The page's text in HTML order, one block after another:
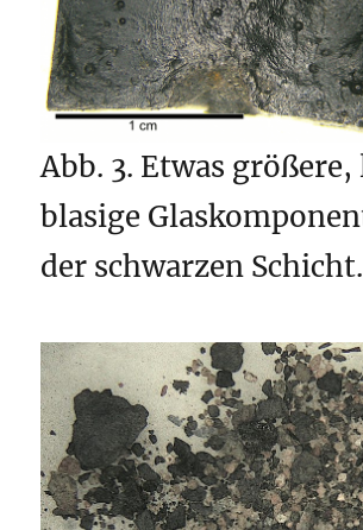
Abb. 3. Etwas
blasige
der schwarzen Schicht.